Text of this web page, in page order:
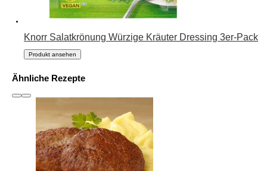
Knorr Salatkrönung Würzige Kräuter Dressing 3er-Pack
Produkt ansehen
Ähnliche Rezepte